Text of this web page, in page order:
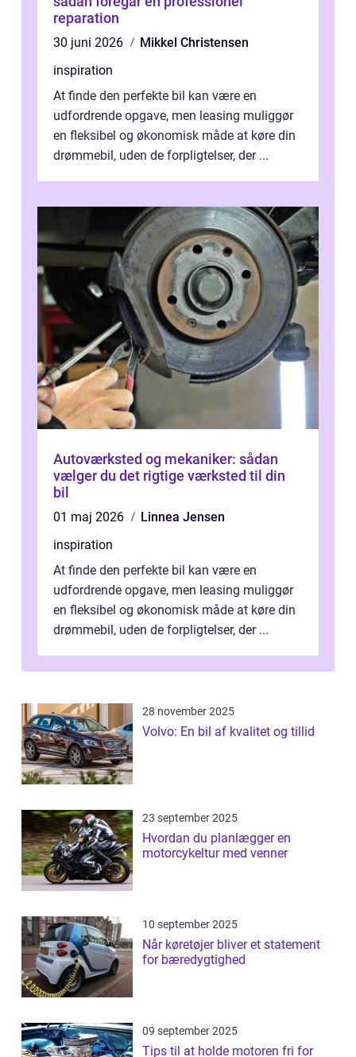
reparation
30 juni 2026
Mikkel Christensen
inspiration
At finde den perfekte bil kan være en
udfordrende opgave, men leasing muliggør
en fleksibel og økonomisk måde at køre din
drømmebil, uden de forpligtelser, der ...
Autoværksted og mekaniker: sådan
vælger du det rigtige værksted til din
bil
01 maj 2026
Linnea Jensen
inspiration
At finde den perfekte bil kan være en
udfordrende opgave, men leasing muliggør
en fleksibel og økonomisk måde at køre din
drømmebil, uden de forpligtelser, der ...
28 november 2025
Volvo: En bil af kvalitet og tillid
23 september 2025
Hvordan du planlægger en
motorcykeltur med venner
10 september 2025
Når køretøjer bliver et statement
for bæredygtighed
09 september 2025
Tips til at holde motoren fri for